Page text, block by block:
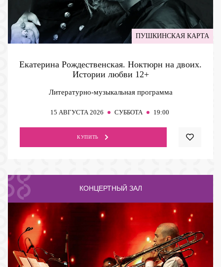
ПУШКИНСКАЯ КАРТА
Екатерина Рождественская. Ноктюрн на двоих.
Истории любви 12+
Литературно-музыкальная программа
15 АВГУСТА 2026 СУББОТА 19:00
КУПИТЬ
КОНЦЕРТНЫЙ ЗАЛ